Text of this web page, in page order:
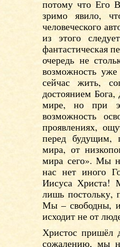
потому что Его
зримо явило,
человеческого
из этого
фантастическая
очередь не
возможность
сейчас жить,
достоянием
мире, но при
возможность
проявлениях,
перед будущим,
мира, от
мира сего». Мы
нас нет иного
Иисуса Христа!
лишь постольку,
Мы – свободны, и
исходит не от
Христос пришёл
сожалению, мы